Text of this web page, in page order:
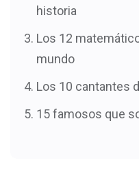
historia
Los 12
mundo
Los 10 cantantes
15 famosos que